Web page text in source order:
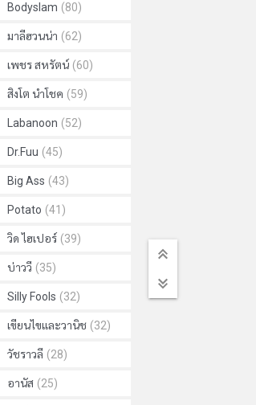
Bodyslam (80)
มาลีฮวนน่า (62)
เพชร สหรัตน์ (60)
สิงโต นำโชค (59)
Labanoon (52)
Dr.Fuu (45)
Big Ass (43)
Potato (41)
วิด ไฮเปอร์ (39)
บ่าววี (35)
Silly Fools (32)
เขียนไขและวานิช (32)
วัชราวลี (28)
อานัส (25)